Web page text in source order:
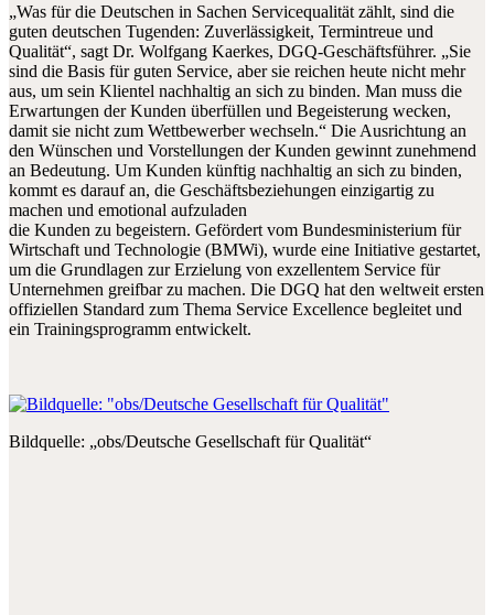
„Was für die Deutschen in Sachen Servicequalität zählt, sind die
guten deutschen Tugenden: Zuverlässigkeit, Termintreue und
Qualität“, sagt Dr. Wolfgang Kaerkes, DGQ-Geschäftsführer. „Sie
sind die Basis für guten Service, aber sie reichen heute nicht mehr
aus, um sein Klientel nachhaltig an sich zu binden. Man muss die
Erwartungen der Kunden überfüllen und Begeisterung wecken,
damit sie nicht zum Wettbewerber wechseln.“ Die Ausrichtung an
den Wünschen und Vorstellungen der Kunden gewinnt zunehmend
an Bedeutung. Um Kunden künftig nachhaltig an sich zu binden,
kommt es darauf an, die Geschäftsbeziehungen einzigartig zu
machen und emotional aufzuladen
die Kunden zu begeistern. Gefördert vom Bundesministerium für
Wirtschaft und Technologie (BMWi), wurde eine Initiative gestartet,
um die Grundlagen zur Erzielung von exzellentem Service für
Unternehmen greifbar zu machen. Die DGQ hat den weltweit ersten
offiziellen Standard zum Thema Service Excellence begleitet und
ein Trainingsprogramm entwickelt.
Bildquelle: „obs/Deutsche Gesellschaft für Qualität“